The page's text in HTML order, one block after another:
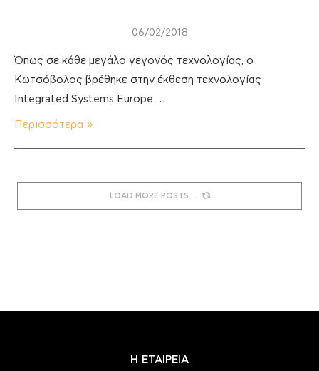
06/02/2018
Όπως σε κάθε μεγάλο γεγονός τεχνολογίας, o
Κωτσόβολος βρέθηκε στην έκθεση τεχνολογίας
Integrated Systems Europe …
Περισσότερα
LOAD MORE POSTS
Η ΕΤΑΙΡΕΙΑ